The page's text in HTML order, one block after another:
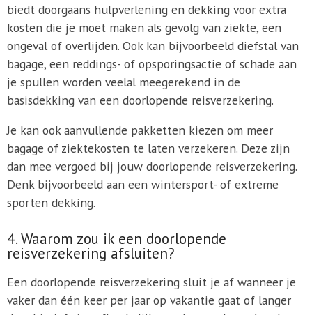
biedt doorgaans hulpverlening en dekking voor extra
kosten die je moet maken als gevolg van ziekte, een
ongeval of overlijden. Ook kan bijvoorbeeld diefstal van
bagage, een reddings- of opsporingsactie of schade aan
je spullen worden veelal meegerekend in de
basisdekking van een doorlopende reisverzekering.
Je kan ook aanvullende pakketten kiezen om meer
bagage of ziektekosten te laten verzekeren. Deze zijn
dan mee vergoed bij jouw doorlopende reisverzekering.
Denk bijvoorbeeld aan een wintersport- of extreme
sporten dekking.
4. Waarom zou ik een doorlopende
reisverzekering afsluiten?
Een doorlopende reisverzekering sluit je af wanneer je
vaker dan één keer per jaar op vakantie gaat of langer